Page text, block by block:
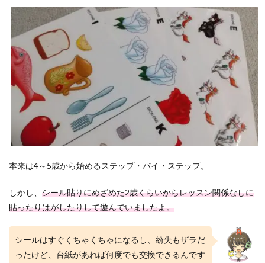
デメ
リッ
3：
モチ
ベー
ショ
ンを
保て
ない
それ
中古
いの
なら
買う
れ！
本来は4～5歳から始めるステップ・バイ・ステップ。
しかし、 シール貼りにめざめた2歳くらいからレッスン関係なしに
貼ったりはがしたりして遊んでいましたよ。
シールはすぐくちゃくちゃになるし、紛失もザラだ
ったけど、 台紙があれば何度でも交換できるんです